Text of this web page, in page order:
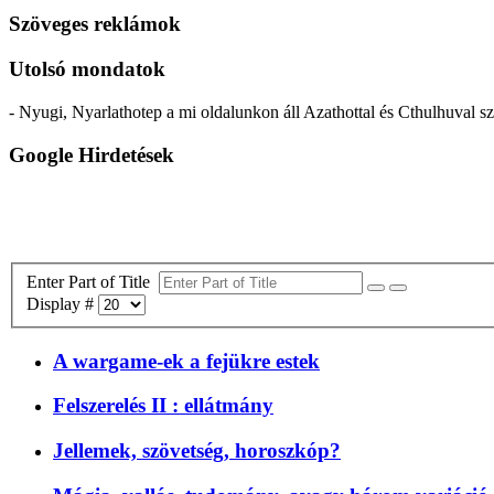
Szöveges reklámok
Utolsó mondatok
- Nyugi, Nyarlathotep a mi oldalunkon áll Azathottal és Cthulhuval
Google Hirdetések
Enter Part of Title
Display #
A wargame-ek a fejükre estek
Felszerelés II : ellátmány
Jellemek, szövetség, horoszkóp?